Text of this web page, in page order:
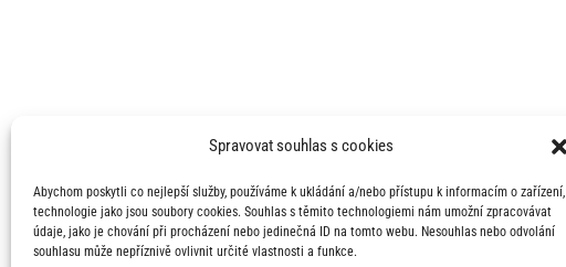
Spravovat souhlas s cookies
Abychom poskytli co nejlepší služby, používáme k ukládání a/nebo přístupu k informacím o zařízení,
technologie jako jsou soubory cookies. Souhlas s těmito technologiemi nám umožní zpracovávat
údaje, jako je chování při procházení nebo jedinečná ID na tomto webu. Nesouhlas nebo odvolání
souhlasu může nepříznivě ovlivnit určité vlastnosti a funkce.